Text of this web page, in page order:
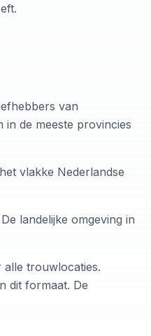
van
in de meeste provincies
vlakke Nederlandse
landelijke omgeving in
alle trouwlocaties.
dit formaat. De